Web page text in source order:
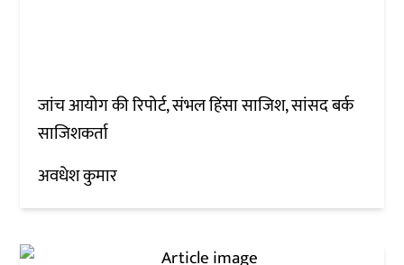
जांच आयोग की रिपोर्ट, संभल हिंसा साजिश, सांसद बर्क
साजिशकर्ता
अवधेश कुमार